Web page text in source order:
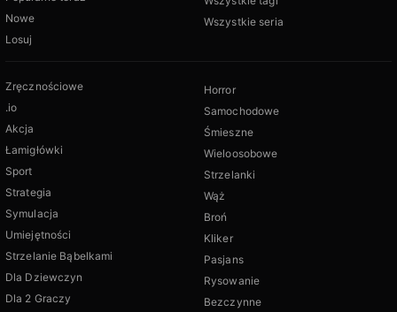
Nowe
Losuj
Wszystkie seria
Zręcznościowe
.io
Akcja
Łamigłówki
Sport
Strategia
Symulacja
Umiejętności
Strzelanie Bąbelkami
Dla Dziewczyn
Dla 2 Graczy
Horror
Samochodowe
Śmieszne
Wieloosobowe
Strzelanki
Wąż
Broń
Kliker
Pasjans
Rysowanie
Bezczynne